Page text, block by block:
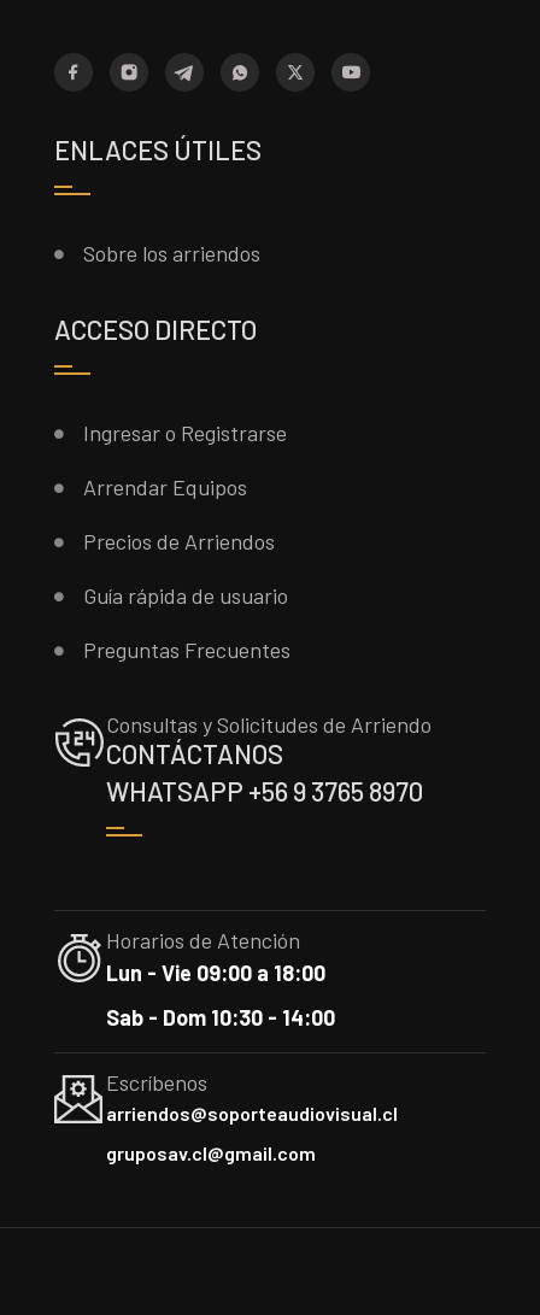
ENLACES ÚTILES
Sobre los arriendos
ACCESO DIRECTO
Ingresar o Registrarse
Arrendar Equipos
Precios de Arriendos
Guía rápida de usuario
Preguntas Frecuentes
Consultas y Solicitudes de Arriendo
CONTÁCTANOS
WHATSAPP +56 9 3765 8970
Horarios de Atención
Lun - Vie 09:00 a 18:00
Sab - Dom 10:30 - 14:00
Escríbenos
arriendos@soporteaudiovisual.cl
gruposav.cl@gmail.com